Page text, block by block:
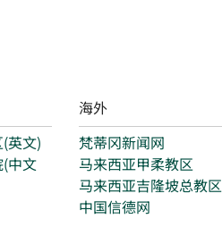
英文)
中文
海外
梵蒂冈新闻网
马来西亚甲柔教区
马来西亚吉隆坡总教区
中国信德网